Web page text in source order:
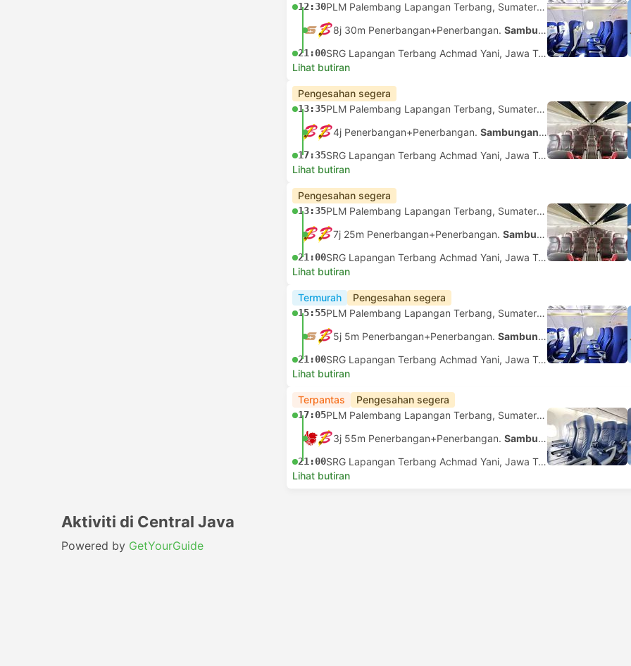
12:30
PLM Palembang Lapangan Terbang, Sumatera Selatan
8j 30m Penerbangan+Penerbangan. Sambungan tidak dijamin
21:00
SRG Lapangan Terbang Achmad Yani, Jawa Tengah
Lihat butiran
Pengesahan segera
13:35
PLM Palembang Lapangan Terbang, Sumatera Selatan
4j Penerbangan+Penerbangan. Sambungan tidak dijamin
17:35
SRG Lapangan Terbang Achmad Yani, Jawa Tengah
Lihat butiran
Pengesahan segera
13:35
PLM Palembang Lapangan Terbang, Sumatera Selatan
7j 25m Penerbangan+Penerbangan. Sambungan tidak dijamin
21:00
SRG Lapangan Terbang Achmad Yani, Jawa Tengah
Lihat butiran
Termurah Pengesahan segera
15:55
PLM Palembang Lapangan Terbang, Sumatera Selatan
5j 5m Penerbangan+Penerbangan. Sambungan tidak dijamin
21:00
SRG Lapangan Terbang Achmad Yani, Jawa Tengah
Lihat butiran
Terpantas Pengesahan segera
17:05
PLM Palembang Lapangan Terbang, Sumatera Selatan
3j 55m Penerbangan+Penerbangan. Sambungan tidak dijamin
21:00
SRG Lapangan Terbang Achmad Yani, Jawa Tengah
Lihat butiran
Aktiviti di Central Java
Powered by GetYourGuide